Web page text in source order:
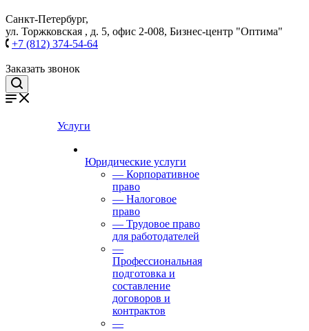
Санкт-Петербург,
ул. Торжковская , д. 5, офис 2-008, Бизнес-центр "Оптима"
+7 (812) 374-54-64
Заказать звонок
Услуги
Юридические услуги
— Корпоративное
право
— Налоговое
право
— Трудовое право
для работодателей
—
Профессиональная
подготовка и
составление
договоров и
контрактов
—